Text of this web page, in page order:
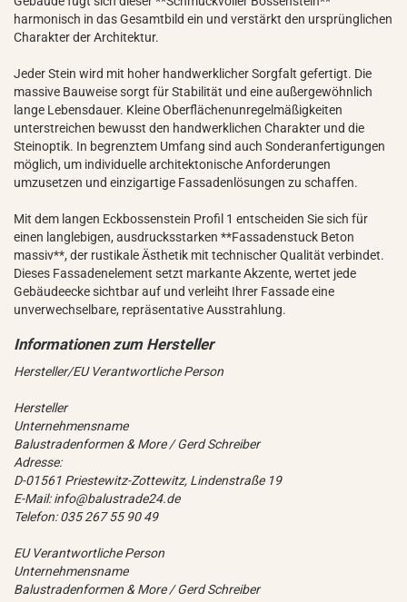
harmonisch in das Gesamtbild ein und verstärkt den ursprünglichen
Charakter der Architektur.
Jeder Stein wird mit hoher handwerklicher Sorgfalt gefertigt. Die
massive Bauweise sorgt für Stabilität und eine außergewöhnlich
lange Lebensdauer. Kleine Oberflächenunregelmäßigkeiten
unterstreichen bewusst den handwerklichen Charakter und die
Steinoptik. In begrenztem Umfang sind auch Sonderanfertigungen
möglich, um individuelle architektonische Anforderungen
umzusetzen und einzigartige Fassadenlösungen zu schaffen.
Mit dem langen Eckbossenstein Profil 1 entscheiden Sie sich für
einen langlebigen, ausdrucksstarken **Fassadenstuck Beton
massiv**, der rustikale Ästhetik mit technischer Qualität verbindet.
Dieses Fassadenelement setzt markante Akzente, wertet jede
Gebäudeecke sichtbar auf und verleiht Ihrer Fassade eine
unverwechselbare, repräsentative Ausstrahlung.
Hersteller/EU Verantwortliche Person
Hersteller
Unternehmensname
Balustradenformen & More / Gerd Schreiber
Adresse:
D-01561 Priestewitz-Zottewitz, Lindenstraße 19
E-Mail: info@balustrade24.de
Telefon: 035 267 55 90 49
EU Verantwortliche Person
Unternehmensname
Balustradenformen & More / Gerd Schreiber